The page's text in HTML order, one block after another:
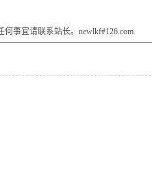
事宜请联系站长。newlkf#126.com